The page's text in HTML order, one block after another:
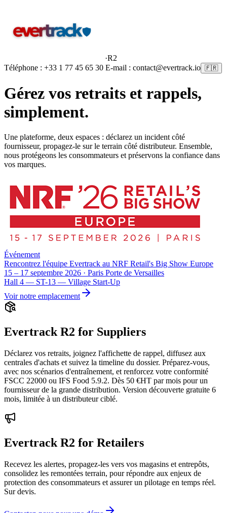
·R2
Téléphone : +33 1 77 45 65 30 E-mail : contact@evertrack.io 🇫🇷
Gérez vos retraits et rappels,
simplement.
Une plateforme, deux espaces : déclarez un incident côté
fournisseur, propagez-le sur le terrain côté distributeur. Ensemble,
nous protégeons les consommateurs et préservons la confiance dans
vos marques.
Événement
Rencontrez l'équipe Evertrack au NRF Retail's Big Show Europe
15 – 17 septembre 2026 · Paris Porte de Versailles
Hall 4 — ST-13 — Village Start-Up
Voir notre emplacement
Evertrack R2 for Suppliers
Déclarez vos retraits, joignez l'affichette de rappel, diffusez aux
centrales d'achats et suivez la timeline du dossier. Préparez-vous,
avec nos scénarios d'entraînement, et renforcez votre conformité
FSCC 22000 ou IFS Food 5.9.2. Dès 50 €HT par mois pour un
fournisseur de la grande distribution. Version découverte gratuite 6
mois, limitée à un distributeur ciblé.
Evertrack R2 for Retailers
Recevez les alertes, propagez-les vers vos magasins et entrepôts,
consolidez les remontées terrain, pour répondre aux enjeux de
protection des consommateurs et assurer un pilotage en temps réel.
Sur devis.